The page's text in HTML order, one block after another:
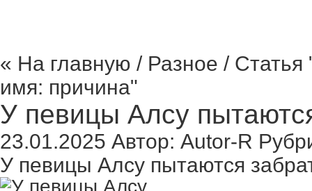
« На главную / Разное / Статья
имя: причина"
У певицы Алсу
23.01.2025 Автор: Autor-R
У певицы Алсу пытаются